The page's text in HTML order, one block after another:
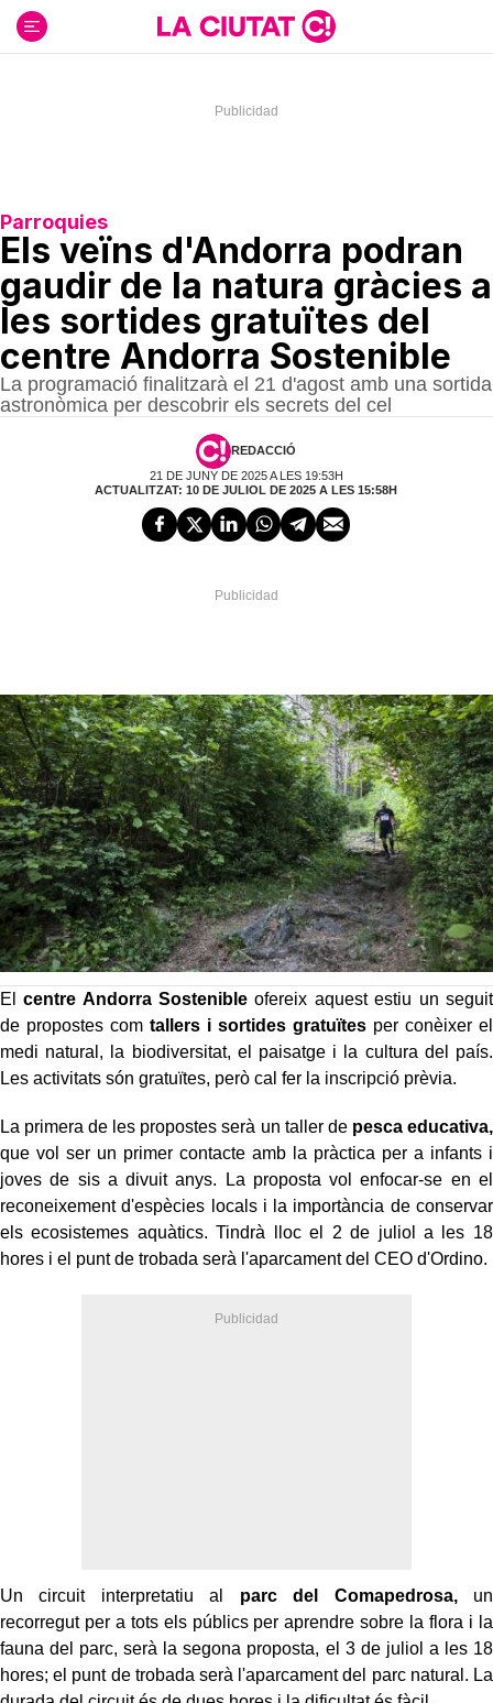
contenido
Parroquies
Els veïns d'Andorra podran
gaudir de la natura gràcies a
les sortides gratuïtes del
centre Andorra Sostenible
La programació finalitzarà el 21 d'agost amb una sortida
astronòmica per descobrir els secrets del cel
REDACCIÓ
21 DE JUNY DE 2025 A LES 19:53H
ACTUALITZAT: 10 DE JULIOL DE 2025 A LES 15:58H
Elcentre Andorra Sostenible ofereix aquest estiu un seguit
de propostes com tallers i sortides gratuïtesper conèixer el
medi natural, la biodiversitat, el paisatge i la cultura del país.
Les activitats són gratuïtes, però cal fer la inscripció prèvia.
La primera de les propostes serà un taller de pesca educativa,
que vol ser un primer contacte amb la pràctica per a infants i
joves de sis a divuit anys. La proposta vol enfocar-se en el
reconeixement d'espècies locals i la importància de conservar
els ecosistemes aquàtics. Tindrà lloc el 2 de juliol a les 18
hores i el punt de trobada serà l'aparcament del CEO d'Ordino.
Un circuit interpretatiu al parc del Comapedrosa,un
recorregut per a tots els públics per aprendre sobre la flora i la
fauna del parc, serà la segona proposta, el 3 de juliol a les 18
hores; el punt de trobada serà l'aparcament del parc natural. La